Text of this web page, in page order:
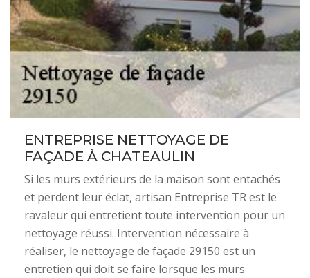
ENTREPRISE NETTOYAGE DE
FAÇADE À CHATEAULIN
Si les murs extérieurs de la maison sont entachés
et perdent leur éclat, artisan Entreprise TR est le
ravaleur qui entretient toute intervention pour un
nettoyage réussi. Intervention nécessaire à
réaliser, le nettoyage de façade 29150 est un
entretien qui doit se faire lorsque les murs